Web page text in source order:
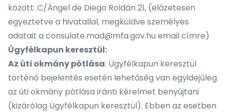
között: C/Ángel de Diego Roldán 21, (előzetesen
egyeztetve a hivatallal, megküldve személyes
adatait a consulate.mad@mfa.gov.hu email címre)
Ügyfélkapun keresztül:
Az úti okmány pótlása: Ügyfélkapun keresztül
történő bejelentés esetén lehetőség van egyidejűleg
az úti okmány pótlása iránti kérelmet benyújtani
(kizárólag Ügyfélkapun keresztül). Ebben az esetben